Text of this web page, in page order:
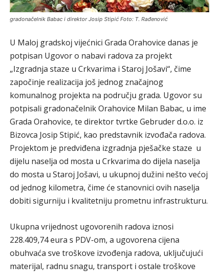
gradonačelnik Babac i direktor Josip Stipić Foto: T. Rađenović
U Maloj gradskoj vijećnici Grada Orahovice danas je
potpisan Ugovor o nabavi radova za projekt
„Izgradnja staze u Crkvarima i Staroj Jošavi“, čime
započinje realizacija još jednog značajnog
komunalnog projekta na području grada. Ugovor su
potpisali gradonačelnik Orahovice Milan Babac, u ime
Grada Orahovice, te direktor tvrtke Gebruder d.o.o. iz
Bizovca Josip Stipić, kao predstavnik izvođača radova.
Projektom je predviđena izgradnja pješačke staze u
dijelu naselja od mosta u Crkvarima do dijela naselja
do mosta u Staroj Jošavi, u ukupnoj dužini nešto većoj
od jednog kilometra, čime će stanovnici ovih naselja
dobiti sigurniju i kvalitetniju prometnu infrastrukturu.
Ukupna vrijednost ugovorenih radova iznosi
228.409,74 eura s PDV-om, a ugovorena cijena
obuhvaća sve troškove izvođenja radova, uključujući
materijal, radnu snagu, transport i ostale troškove